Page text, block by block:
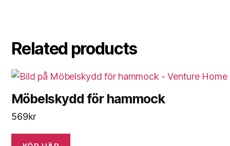
Related products
Möbelskydd för hammock
569kr